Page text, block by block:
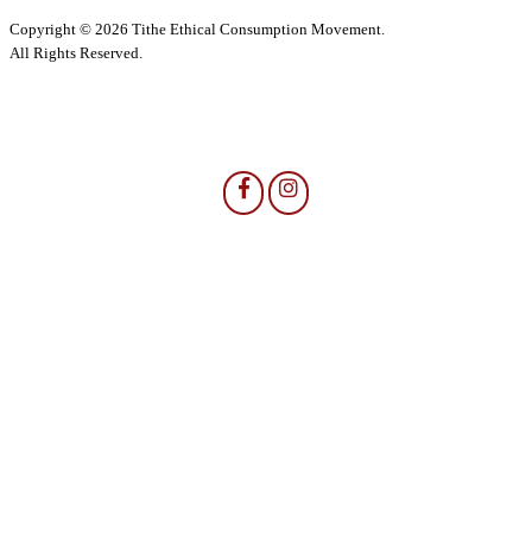
Copyright © 2026 Tithe Ethical Consumption Movement.
All Rights Reserved.